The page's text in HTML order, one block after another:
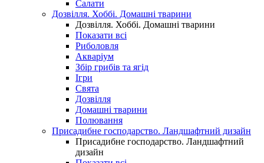
Салати
Дозвілля. Хоббі. Домашні тварини
Дозвілля. Хоббі. Домашні тварини
Показати всі
Риболовля
Акваріум
Збір грибів та ягід
Ігри
Свята
Дозвілля
Домашні тварини
Полювання
Присадибне господарство. Ландшафтний дизайн
Присадибне господарство. Ландшафтний
дизайн